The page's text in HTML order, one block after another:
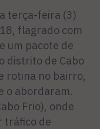
terça-feira (3)
flagrado com
um pacote de
distrito de Cabo
rotina no bairro,
o abordaram.
Frio), onde
tráfico de